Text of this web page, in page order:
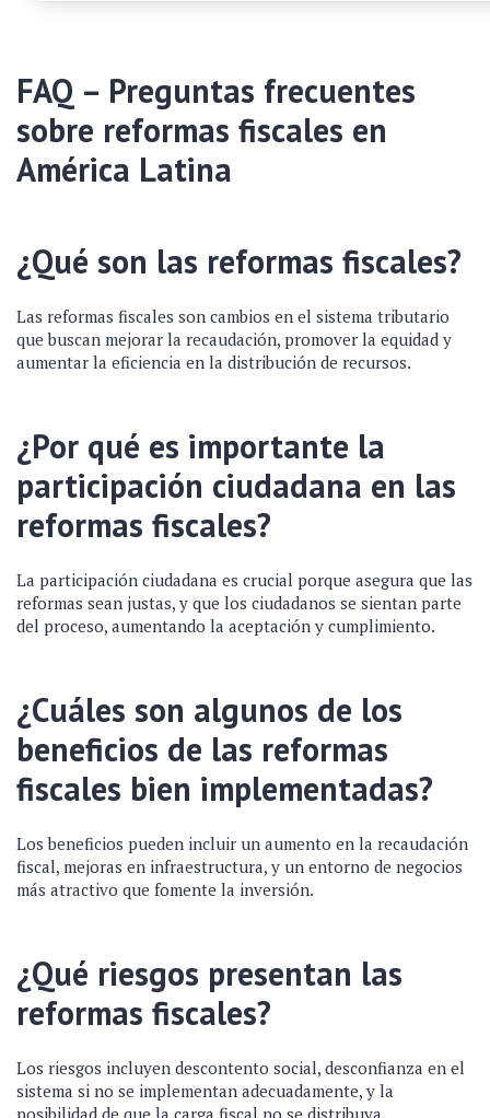
FAQ – Preguntas frecuentes
sobre reformas fiscales en
América Latina
¿Qué son las reformas fiscales?
Las reformas fiscales son cambios en el sistema tributario
que buscan mejorar la recaudación, promover la equidad y
aumentar la eficiencia en la distribución de recursos.
¿Por qué es importante la
participación ciudadana en las
reformas fiscales?
La participación ciudadana es crucial porque asegura que las
reformas sean justas, y que los ciudadanos se sientan parte
del proceso, aumentando la aceptación y cumplimiento.
¿Cuáles son algunos de los
beneficios de las reformas
fiscales bien implementadas?
Los beneficios pueden incluir un aumento en la recaudación
fiscal, mejoras en infraestructura, y un entorno de negocios
más atractivo que fomente la inversión.
¿Qué riesgos presentan las
reformas fiscales?
Los riesgos incluyen descontento social, desconfianza en el
sistema si no se implementan adecuadamente, y la
posibilidad de que la carga fiscal no se distribuya